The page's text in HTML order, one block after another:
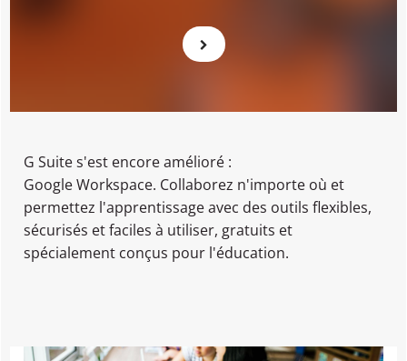
G Suite s'est encore amélioré :
Google Workspace. Collaborez n'importe où et
permettez l'apprentissage avec des outils flexibles,
sécurisés et faciles à utiliser, gratuits et
spécialement conçus pour l'éducation.